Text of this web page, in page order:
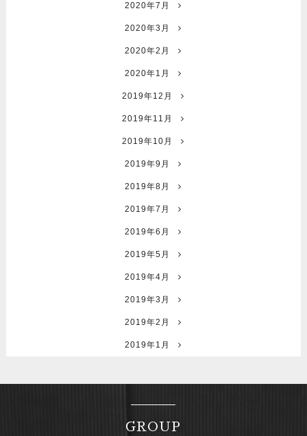
2020年7月
2020年3月
2020年2月
2020年1月
2019年12月
2019年11月
2019年10月
2019年9月
2019年8月
2019年7月
2019年6月
2019年5月
2019年4月
2019年3月
2019年2月
2019年1月
GROUP